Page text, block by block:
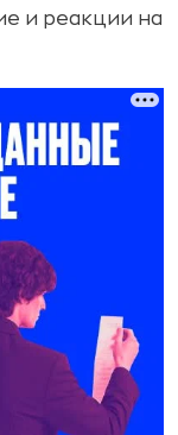
и реакции на